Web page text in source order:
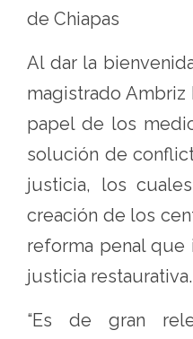
de Chiapas
Al dar la
magistrado
papel de los
solución de
justicia, los
creación de los
reforma penal
justicia restaurativa.
“Es de gran